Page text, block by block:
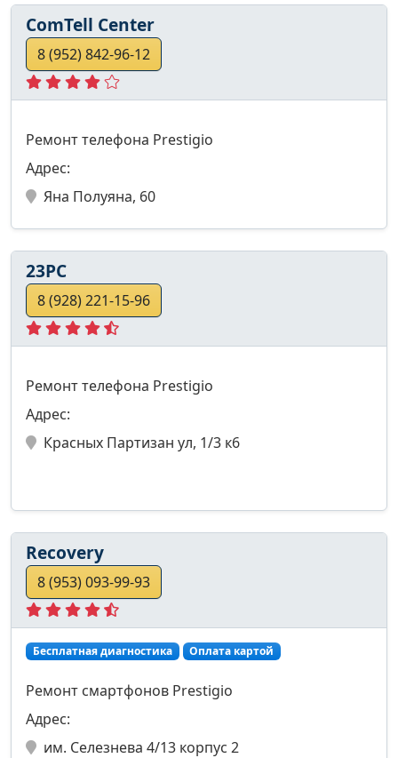
ComTell Center
8 (952) 842-96-12
Ремонт телефона Prestigio
Адрес:
Яна Полуяна, 60
23PC
8 (928) 221-15-96
Ремонт телефона Prestigio
Адрес:
Красных Партизан ул, 1/3 к6
Recovery
8 (953) 093-99-93
Бесплатная диагностика Оплата картой
Ремонт смартфонов Prestigio
Адрес:
им. Селезнева 4/13 корпус 2